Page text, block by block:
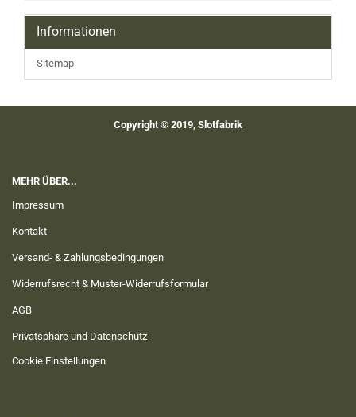
Informationen
Sitemap
Copyright © 2019, Slotfabrik
MEHR ÜBER...
Impressum
Kontakt
Versand- & Zahlungsbedingungen
Widerrufsrecht & Muster-Widerrufsformular
AGB
Privatsphäre und Datenschutz
Cookie Einstellungen